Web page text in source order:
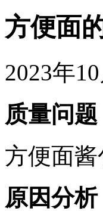
方便面
2023年
质量问题
方便面
原因分析